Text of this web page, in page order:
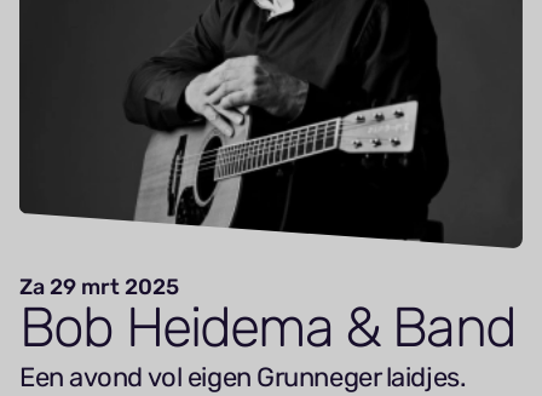
Za 29 mrt 2025
Bob Heidema &Band
Een avond vol eigen Grunneger laidjes.